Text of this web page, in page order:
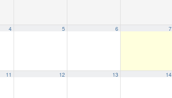
4 5 6 7
11 12 13 14